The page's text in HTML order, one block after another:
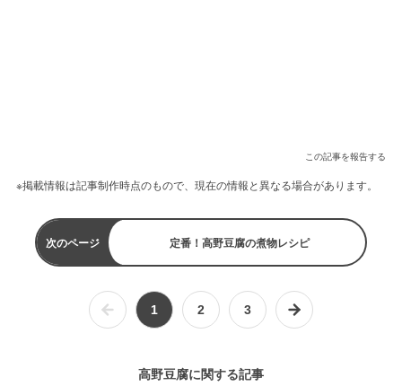
この記事を報告する
※掲載情報は記事制作時点のもので、現在の情報と異なる場合があります。
次のページ 定番！高野豆腐の煮物レシピ
1 2 3
高野豆腐に関する記事